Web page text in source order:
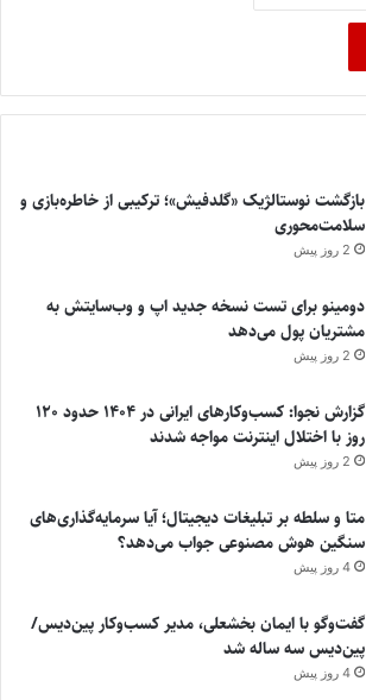
بازگشت نوستالژیک «گلدفیش»؛ ترکیبی از خاطره‌بازی و
سلامت‌محوری
2 روز پیش
دومینو برای تست نسخه جدید اپ و وب‌سایتش به
مشتریان پول می‌دهد
2 روز پیش
گزارش نجوا: کسب‌وکارهای ایرانی در ۱۴۰۴ حدود ۱۲۰
روز با اختلال اینترنت مواجه شدند
2 روز پیش
متا و سلطه بر تبلیغات دیجیتال؛ آیا سرمایه‌گذاری‌های
سنگین هوش مصنوعی جواب می‌دهد؟
4 روز پیش
گفت‌وگو با ایمان بخشعلی، مدیر کسب‌وکار پین‌دیس/
پین‌دیس سه ساله شد
4 روز پیش